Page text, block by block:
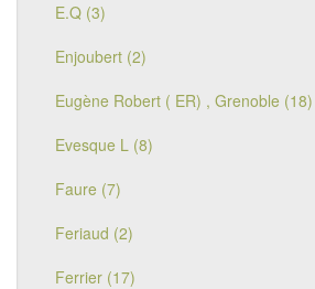
E.Q (3)
Enjoubert (2)
Eugène Robert ( ER) , Grenoble (18)
Evesque L (8)
Faure (7)
Feriaud (2)
Ferrier (17)